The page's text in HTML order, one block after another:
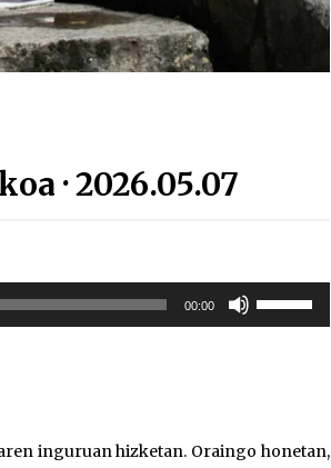
Zebrabidearen denboraldi
· 2026.05.07
00:00
jaisteko.
inguruan hizketan. Oraingo honetan,